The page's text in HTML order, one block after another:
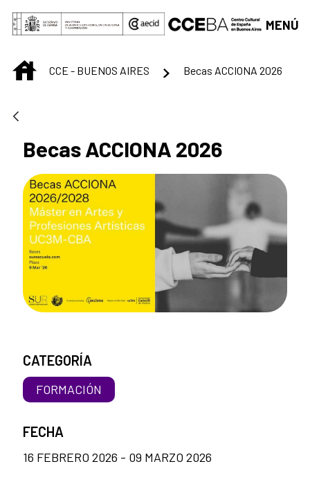
Saltar al contenido principal
MENÚ
INICIOCCE - BUENOS AIRES Becas ACCIONA 2026
Becas ACCIONA 2026
CATEGORÍA
FORMACIÓN
FECHA
16 FEBRERO 2026 - 09 MARZO 2026